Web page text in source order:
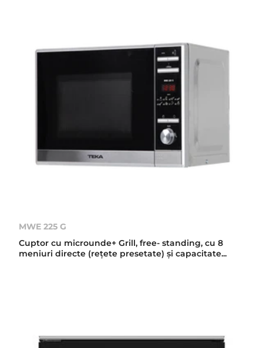
MWE 225 G
Cuptor cu microunde+ Grill, free- standing, cu 8
meniuri directe (reţete presetate) şi capacitate...